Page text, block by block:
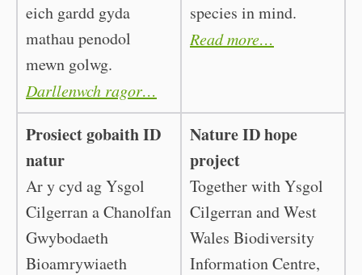
eich gardd gyda
mathau penodol
mewn golwg.
Darllenwch ragor…
species in mind.
Read more…
Prosiect gobaith ID
natur
Ar y cyd ag Ysgol
Cilgerran a Chanolfan
Gwybodaeth
Bioamrywiaeth
Nature ID hope
project
Together with Ysgol
Cilgerran and West
Wales Biodiversity
Information Centre,